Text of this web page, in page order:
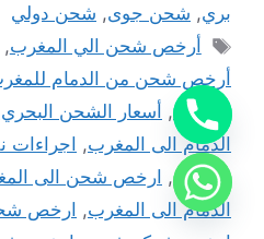
بري, شحن جوى, شحن دولي
الوسوم
أرخص شحن الي المغرب,
أرخص شحن من الدمام
المغرب, أسعار الشحن البحري
الدمام الى المغرب, اجراءات
المغرب, ارخص شحن الى
الدمام الى المغرب, ارخص